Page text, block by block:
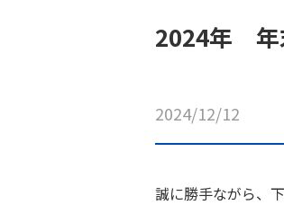
2024年 年
2024/12/12
誠に勝手ながら、